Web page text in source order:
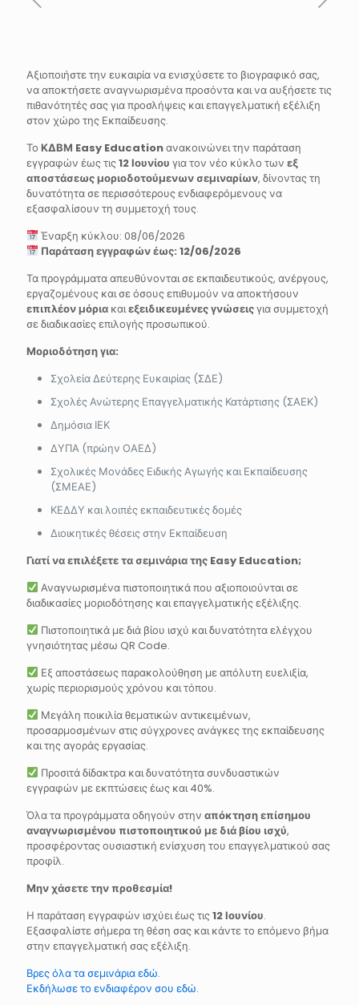
Αξιοποιήστε την ευκαιρία να ενισχύσετε το βιογραφικό σας,
να αποκτήσετε αναγνωρισμένα προσόντα και να αυξήσετε τις
πιθανότητές σας για προσλήψεις και επαγγελματική εξέλιξη
στον χώρο της Εκπαίδευσης.
Το ΚΔΒΜ Easy Educationανακοινώνει την παράταση
εγγραφών έως τις12 Ιουνίου για τον νέο κύκλο των εξ
αποστάσεως μοριοδοτούμενων σεμιναρίων, δίνοντας τη
δυνατότητα σε περισσότερους ενδιαφερόμενους να
εξασφαλίσουν τη συμμετοχή τους.
Έναρξη κύκλου: 08/06/2026
Παράταση εγγραφών έως: 12/06/2026
Τα προγράμματα απευθύνονται σε εκπαιδευτικούς, ανέργους,
εργαζομένους και σε όσους επιθυμούν να αποκτήσουν
επιπλέον μόρια καιεξειδικευμένες γνώσειςγια συμμετοχή
σε διαδικασίες επιλογής προσωπικού.
Μοριοδότηση για:
Σχολεία Δεύτερης Ευκαιρίας (ΣΔΕ)
Σχολές Ανώτερης Επαγγελματικής Κατάρτισης (ΣΑΕΚ)
Δημόσια ΙΕΚ
ΔΥΠΑ (πρώην ΟΑΕΔ)
Σχολικές Μονάδες Ειδικής Αγωγής και Εκπαίδευσης
(ΣΜΕΑΕ)
ΚΕΔΔΥ και λοιπές εκπαιδευτικές δομές
Διοικητικές θέσεις στην Εκπαίδευση
Γιατί να επιλέξετε τα σεμινάρια της Easy Education;
Αναγνωρισμένα πιστοποιητικά που αξιοποιούνται σε
διαδικασίες μοριοδότησης και επαγγελματικής εξέλιξης.
Πιστοποιητικά με διά βίου ισχύ και δυνατότητα ελέγχου
γνησιότητας μέσω QR Code.
Εξ αποστάσεως παρακολούθηση με απόλυτη ευελιξία,
χωρίς περιορισμούς χρόνου και τόπου.
Μεγάλη ποικιλία θεματικών αντικειμένων,
προσαρμοσμένων στις σύγχρονες ανάγκες της εκπαίδευσης
και της αγοράς εργασίας.
Προσιτά δίδακτρα και δυνατότητα συνδυαστικών
εγγραφών με εκπτώσεις έως και 40%.
Όλα τα προγράμματα οδηγούν στην απόκτηση επίσημου
αναγνωρισμένου πιστοποιητικού με διά βίου ισχύ,
προσφέροντας ουσιαστική ενίσχυση του επαγγελματικού σας
προφίλ.
Μην χάσετε την προθεσμία!
Η παράταση εγγραφών ισχύει έως τις12 Ιουνίου.
Εξασφαλίστε σήμερα τη θέση σας και κάντε το επόμενο βήμα
στην επαγγελματική σας εξέλιξη.
Βρες όλα τα σεμινάρια εδώ.
Εκδήλωσε το ενδιαφέρον σου εδώ.